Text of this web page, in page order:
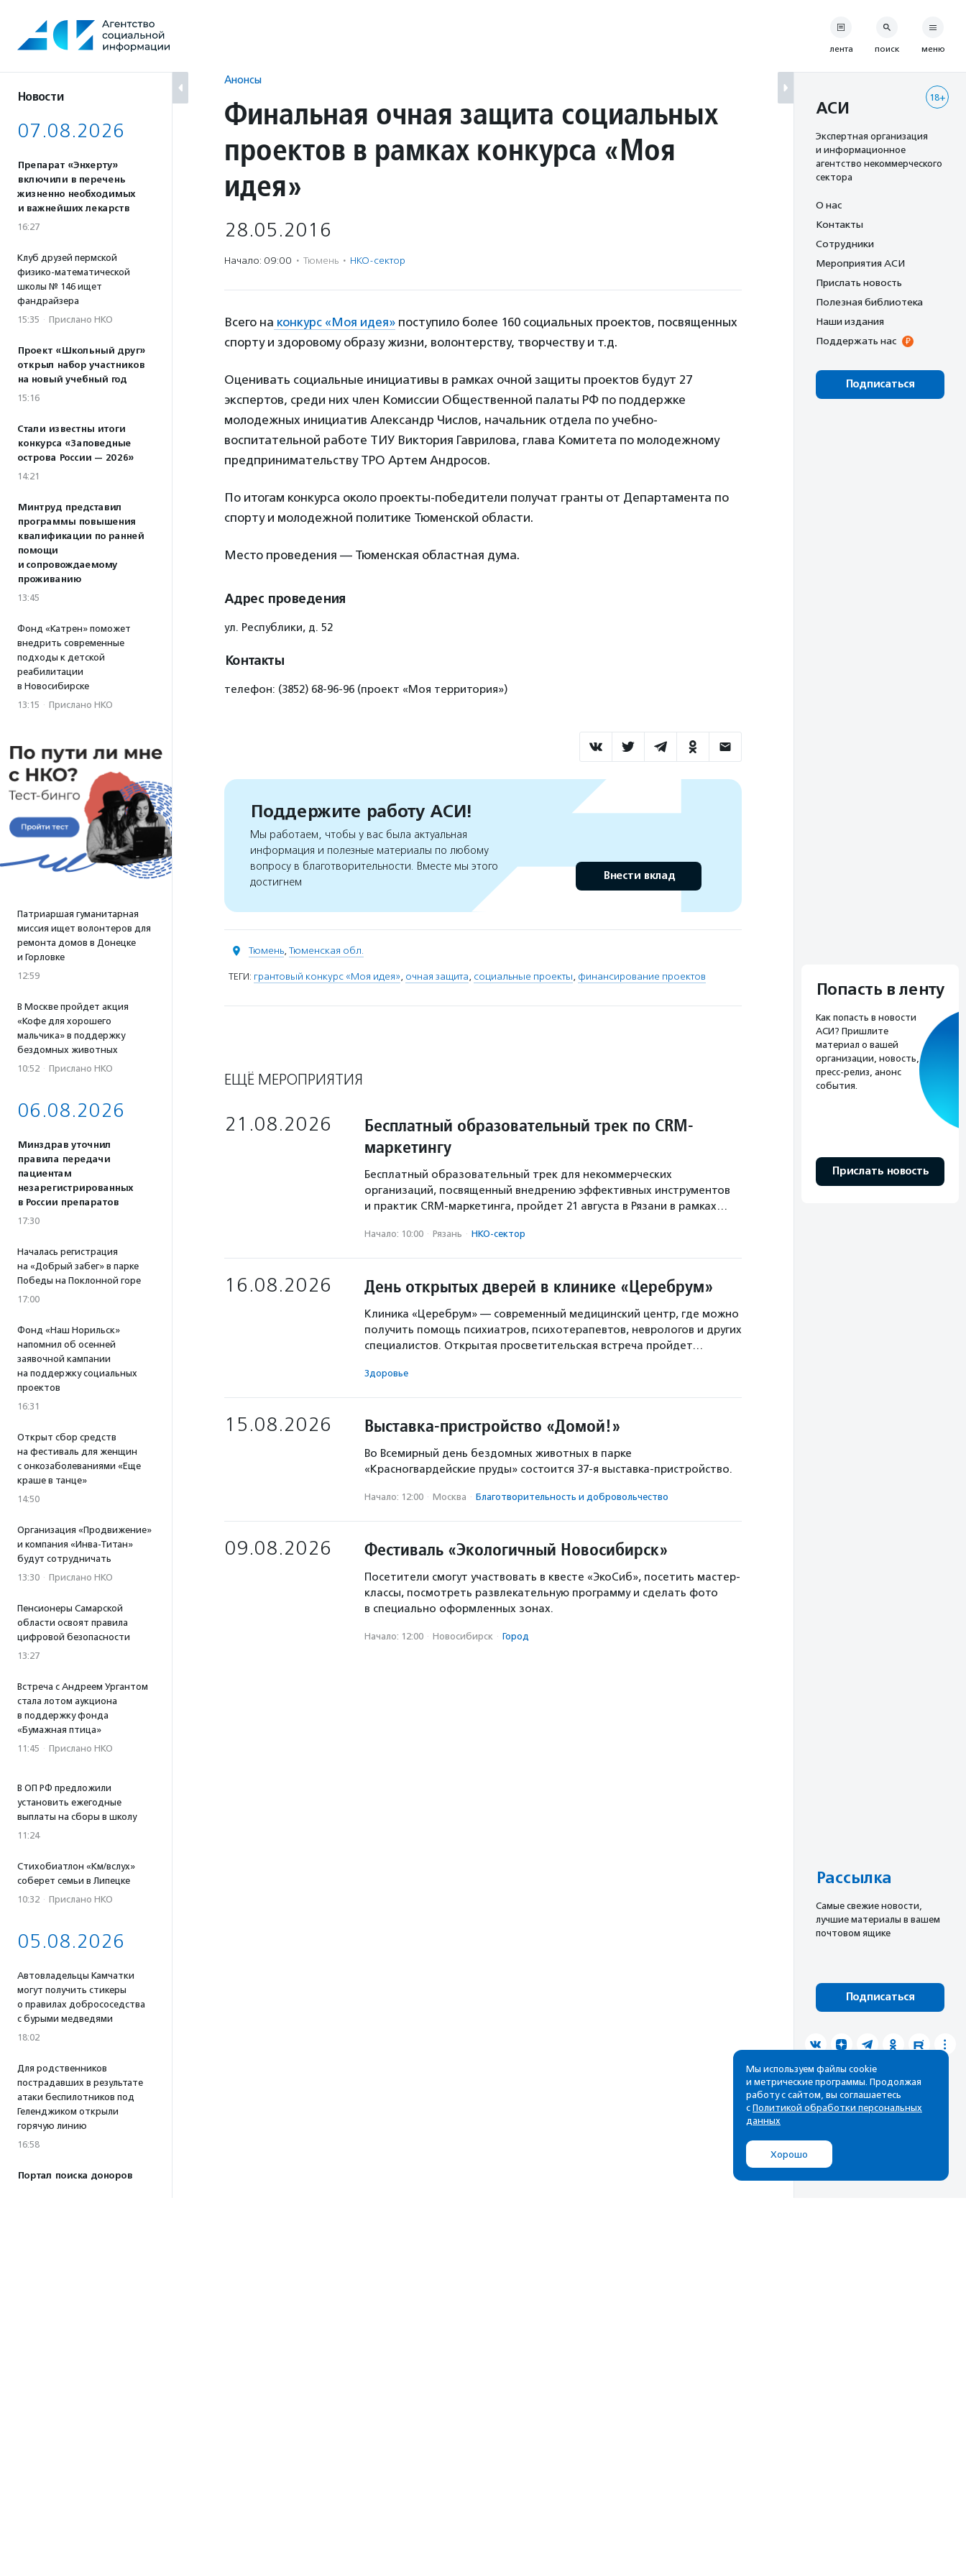
содержанию
Новости
07.08.2026
Препарат «Энхерту»
включили в перечень
жизненно необходимых
и важнейших лекарств
16:27
Клуб друзей пермской
физико-математической
школы № 146 ищет
фандрайзера
15:35 · Прислано НКО
Проект «Школьный друг»
открыл набор участников
на новый учебный год
15:16
Стали известны итоги
конкурса «Заповедные
острова России — 2026»
14:21
Минтруд представил
программы повышения
квалификации по ранней
помощи
и сопровождаемому
проживанию
13:45
Фонд «Катрен» поможет
внедрить современные
подходы к детской
реабилитации
в Новосибирске
13:15 · Прислано НКО
Патриаршая гуманитарная
миссия ищет волонтеров для
ремонта домов в Донецке
и Горловке
12:59
В Москве пройдет акция
«Кофе для хорошего
мальчика» в поддержку
бездомных животных
10:52 · Прислано НКО
06.08.2026
Минздрав уточнил
правила передачи
пациентам
незарегистрированных
в России препаратов
17:30
Началась регистрация
на «Добрый забег» в парке
Победы на Поклонной горе
17:00
Фонд «Наш Норильск»
напомнил об осенней
заявочной кампании
на поддержку социальных
проектов
16:31
Открыт сбор средств
на фестиваль для женщин
с онкозаболеваниями «Еще
краше в танце»
14:50
Организация «Продвижение»
и компания «Инва-Титан»
будут сотрудничать
13:30 · Прислано НКО
Пенсионеры Самарской
области освоят правила
цифровой безопасности
13:27
Встреча с Андреем Ургантом
стала лотом аукциона
в поддержку фонда
«Бумажная птица»
11:45 · Прислано НКО
В ОП РФ предложили
установить ежегодные
выплаты на сборы в школу
11:24
Стихобиатлон «Км/вслух»
соберет семьи в Липецке
10:32 · Прислано НКО
05.08.2026
Автовладельцы Камчатки
могут получить стикеры
о правилах добрососедства
с бурыми медведями
18:02
Для родственников
пострадавших в результате
атаки беспилотников под
Геленджиком открыли
горячую линию
16:58
Портал поиска доноров
Анонсы
Финальная очная защита социальных
проектов в рамках конкурса «Моя
идея»
28.05.2016
Начало: 09:00 · Тюмень · НКО-сектор
Всего на конкурс «Моя идея» поступило более 160 социальных проектов, посвященных
спорту и здоровому образу жизни, волонтерству, творчеству и т.д.
Оценивать социальные инициативы в рамках очной защиты проектов будут 27
экспертов, среди них член Комиссии Общественной палаты РФ по поддержке
молодежных инициатив Александр Числов, начальник отдела по учебно-
воспитательной работе ТИУ Виктория Гаврилова, глава Комитета по молодежному
предпринимательству ТРО Артем Андросов.
По итогам конкурса около проекты-победители получат гранты от Департамента по
спорту и молодежной политике Тюменской области.
Место проведения — Тюменская областная дума.
Адрес проведения
ул. Республики, д. 52
Контакты
телефон: (3852) 68-96-96 (проект «Моя территория»)
Поддержите работу АСИ!
Мы работаем, чтобы у вас была актуальная
информация и полезные материалы по любому
вопросу в благотворительности. Вместе мы этого
достигнем
Внести вклад
Тюмень, Тюменская обл.
ТЕГИ: грантовый конкурс «Моя идея», очная защита, социальные проекты, финансирование проектов
ЕЩЁ МЕРОПРИЯТИЯ
21.08.2026
Бесплатный образовательный трек по CRM-
маркетингу
Бесплатный образовательный трек для некоммерческих
организаций, посвященный внедрению эффективных инструментов
и практик CRM-маркетинга, пройдет 21 августа в Рязани в рамках…
Начало: 10:00 · Рязань · НКО-сектор
16.08.2026 День открытых дверей в клинике «Церебрум»
Клиника «Церебрум» — современный медицинский центр, где можно
получить помощь психиатров, психотерапевтов, неврологов и других
специалистов. Открытая просветительская встреча пройдет…
Здоровье
15.08.2026 Выставка-пристройство «Домой!»
Во Всемирный день бездомных животных в парке
«Красногвардейские пруды» состоится 37-я выставка-пристройство.
Начало: 12:00 · Москва · Благотвори­тель­ность и доброволь­чест­во
09.08.2026 Фестиваль «Экологичный Новосибирск»
Посетители смогут участвовать в квесте «ЭкоСиб», посетить мастер-
классы, посмотреть развлекательную программу и сделать фото
в специально оформленных зонах.
Начало: 12:00 · Новосибирск · Город
лента поиск меню
18+
АСИ
Экспертная организация
и информационное
агентство некоммерческого
сектора
О нас
Контакты
Сотрудники
Мероприятия АСИ
Прислать новость
Полезная библиотека
Наши издания
Поддержать нас
Подписаться
Попасть в ленту
Как попасть в новости
АСИ? Пришлите
материал о вашей
организации, новость,
пресс-релиз, анонс
события.
Прислать новость
Рассылка
Cамые свежие новости,
лучшие материалы в вашем
почтовом ящике
Подписаться
Мы используем файлы cookie
и метрические программы. Продолжая
работу с сайтом, вы соглашаетесь
с Политикой обработки персональных
данных
Хорошо